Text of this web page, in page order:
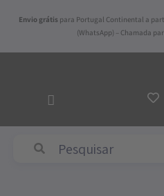
Envio grátis para Portugal Continental a
(WhatsApp) – Chamada